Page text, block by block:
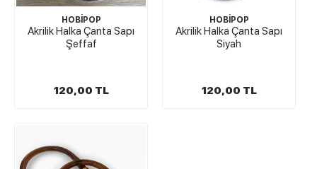
HOBİPOP
Akrilik Halka Çanta Sapı
Şeffaf
120,00 TL
HOBİPOP
Akrilik Halka Çanta Sapı
Siyah
120,00 TL